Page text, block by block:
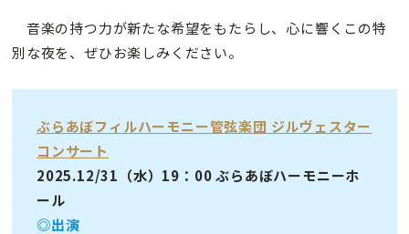
音楽の持つ力が新たな希望をもたらし、心に響くこの特
別な夜を、ぜひお楽しみください。
ぶらあぼフィルハーモニー管弦楽団 ジルヴェスター
コンサート
2025.12/31（水）19：00 ぶらあぼハーモニーホ
ール
◎出演